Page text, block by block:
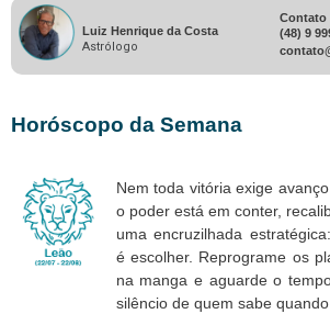
Luiz Henrique da Costa
Astrólogo
Contato
(48) 9
Horóscopo da Semana
Nem toda vitória exige
o poder está em conter,
uma encruzilhada
é escolher. Reprograme os
na manga e aguarde o
silêncio de quem sabe quando